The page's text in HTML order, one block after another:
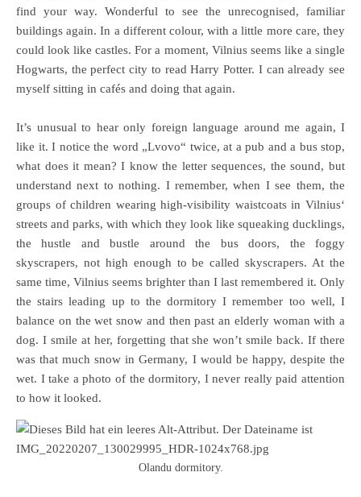
find your way. Wonderful to see the unrecognised, familiar
buildings again. In a different colour, with a little more care, they
could look like castles. For a moment, Vilnius seems like a single
Hogwarts, the perfect city to read Harry Potter. I can already see
myself sitting in cafés and doing that again.
It’s unusual to hear only foreign language around me again, I
like it. I notice the word „Lvovo“ twice, at a pub and a bus stop,
what does it mean? I know the letter sequences, the sound, but
understand next to nothing. I remember, when I see them, the
groups of children wearing high-visibility waistcoats in Vilnius‘
streets and parks, with which they look like squeaking ducklings,
the hustle and bustle around the bus doors, the foggy
skyscrapers, not high enough to be called skyscrapers. At the
same time, Vilnius seems brighter than I last remembered it. Only
the stairs leading up to the dormitory I remember too well, I
balance on the wet snow and then past an elderly woman with a
dog. I smile at her, forgetting that she won’t smile back. If there
was that much snow in Germany, I would be happy, despite the
wet. I take a photo of the dormitory, I never really paid attention
to how it looked.
Olandu dormitory.